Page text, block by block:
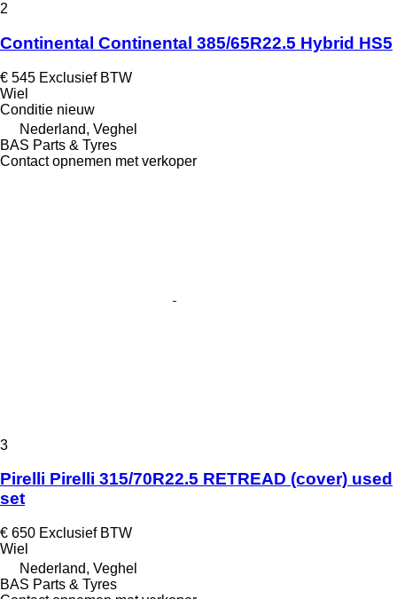
2
Continental Continental 385/65R22.5 Hybrid HS5
€ 545 Exclusief BTW
Wiel
Conditie nieuw
Nederland, Veghel
BAS Parts & Tyres
Contact opnemen met verkoper
3
Pirelli Pirelli 315/70R22.5 RETREAD (cover) used
set
€ 650 Exclusief BTW
Wiel
Nederland, Veghel
BAS Parts & Tyres